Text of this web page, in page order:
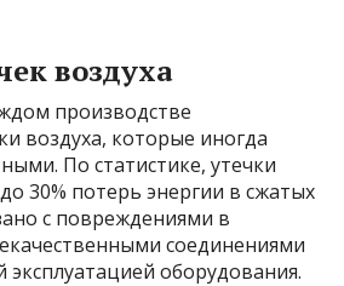
воздуха
производстве
воздуха, которые иногда
По статистике, утечки
30% потерь энергии в сжатых
с повреждениями в
соединениями
эксплуатацией оборудования.